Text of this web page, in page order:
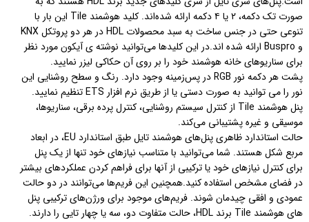
صورت تک دکمه، ۲ یا ۴ دکمه ارائه شده‌اند. کلید هوشمند Tile این بار با
تنوعی حتی در جنس ساخت به سبد محصولات HDL در هر دو پروتکل KNX
و Buspro ارائه شده اند.در این کلیدها می‌توانید نوشته ی آیکون مورد نظر
برای سناریوهای خانه هوشمند خود را بر روی آن حکاکی لیزر نمایید.
پشت هر دکمه نور RGB در پس‌زمینه وجود دارد. رنگ و سطح روشنایی این
نور را می توانید به صورت دستی یا از طریق نرم افزار ETS تنظیم نمایید.
پنل هوشمند Tile از کنترل سیستم روشنایی،‌ کنترل پرده برقی، سناریوها،
موسیقی و غیره پشتیبانی می‌کند.
حالت استاندارد ظاهری پنل‌های هوشمند تایل طبق استاندارد EU، در ابعاد
مربع شکل هستند. شما می‌توانید با متناسب نیازهای خود تنها از یک پنل
برای کنترل نیازهای خود یا ترکیبی از آنها برای فراهم کردن عملکردهای بیشتر
در فضای مشخص استفاده کنید.همچنین این فریم‌‌ها می‌توانند در دو حالت
عمودی و افقی چیدمان شوند. فریم‌های موجود برای ورژن‌های ترکیبی پنل
های هوشمند Tile برند HDL،‌ حالت متفاوت دو، سه یا چهار تایی را دارند.